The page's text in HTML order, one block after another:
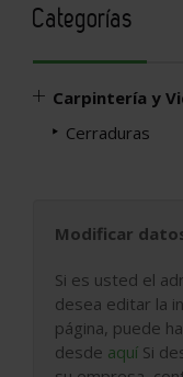
Categorías
Carpintería y
Cerraduras
Modificar
Si es usted el
desea editar la
página, puede
desde aquí Si